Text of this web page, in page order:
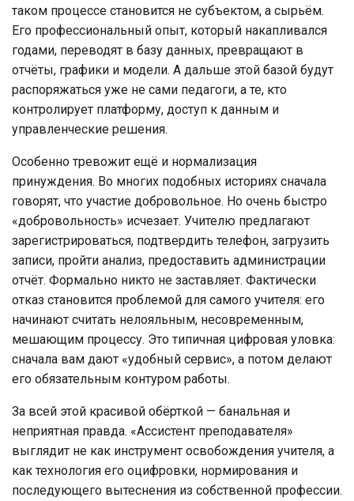
таком процессе становится не субъектом, а сырьём.
Его профессиональный опыт, который накапливался
годами, переводят в базу данных, превращают в
отчёты, графики и модели. А дальше этой базой будут
распоряжаться уже не сами педагоги, а те, кто
контролирует платформу, доступ к данным и
управленческие решения.
Особенно тревожит ещё и нормализация
принуждения. Во многих подобных историях сначала
говорят, что участие добровольное. Но очень быстро
«добровольность» исчезает. Учителю предлагают
зарегистрироваться, подтвердить телефон, загрузить
записи, пройти анализ, предоставить администрации
отчёт. Формально никто не заставляет. Фактически
отказ становится проблемой для самого учителя: его
начинают считать нелояльным, несовременным,
мешающим процессу. Это типичная цифровая уловка:
сначала вам дают «удобный сервис», а потом делают
его обязательным контуром работы.
За всей этой красивой обёрткой — банальная и
неприятная правда. «Ассистент преподавателя»
выглядит не как инструмент освобождения учителя, а
как технология его оцифровки, нормирования и
последующего вытеснения из собственной профессии.